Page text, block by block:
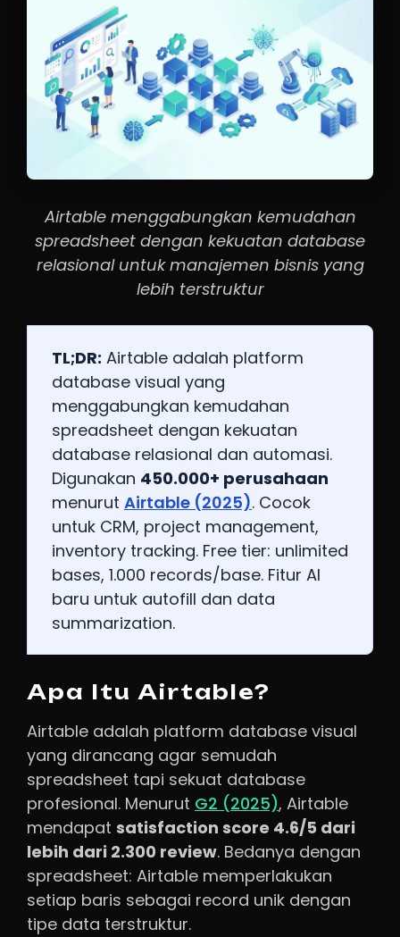
Airtable menggabungkan kemudahan
spreadsheet dengan kekuatan database
relasional untuk manajemen bisnis yang
lebih terstruktur
TL;DR: Airtable adalah platform
database visual yang
menggabungkan kemudahan
spreadsheet dengan kekuatan
database relasional dan automasi.
Digunakan 450.000+ perusahaan
menurut Airtable (2025). Cocok
untuk CRM, project management,
inventory tracking. Free tier: unlimited
bases, 1.000 records/base. Fitur AI
baru untuk autofill dan data
summarization.
Apa Itu Airtable?
Airtable adalah platform database visual
yang dirancang agar semudah
spreadsheet tapi sekuat database
profesional. Menurut G2 (2025), Airtable
mendapat satisfaction score 4.6/5 dari
lebih dari 2.300 review. Bedanya dengan
spreadsheet: Airtable memperlakukan
setiap baris sebagai record unik dengan
tipe data terstruktur.